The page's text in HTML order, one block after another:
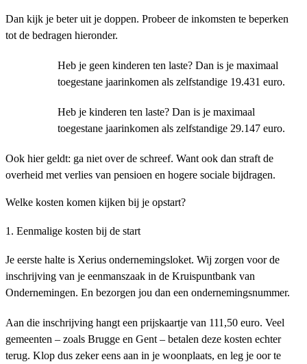
Dan kijk je beter uit je doppen. Probeer de inkomsten te beperken
tot de bedragen hieronder.
Heb je geen kinderen ten laste? Dan is je maximaal
toegestane jaarinkomen als zelfstandige 19.431 euro.
Heb je kinderen ten laste? Dan is je maximaal
toegestane jaarinkomen als zelfstandige 29.147 euro.
Ook hier geldt: ga niet over de schreef. Want ook dan straft de
overheid met verlies van pensioen en hogere sociale bijdragen.
Welke kosten komen kijken bij je opstart?
1. Eenmalige kosten bij de start
Je eerste halte is Xerius ondernemingsloket. Wij zorgen voor de
inschrijving van je eenmanszaak in de Kruispuntbank van
Ondernemingen. En bezorgen jou dan een ondernemingsnummer.
Aan die inschrijving hangt een prijskaartje van 111,50 euro. Veel
gemeenten – zoals Brugge en Gent – betalen deze kosten echter
terug. Klop dus zeker eens aan in je woonplaats, en leg je oor te